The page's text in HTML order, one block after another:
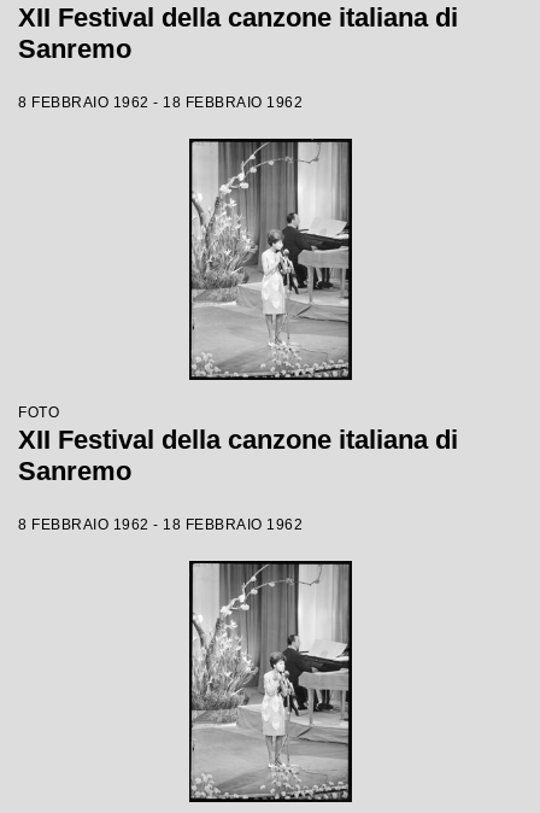
XII Festival della canzone italiana di
Sanremo
8 FEBBRAIO 1962 - 18 FEBBRAIO 1962
FOTO
XII Festival della canzone italiana di
Sanremo
8 FEBBRAIO 1962 - 18 FEBBRAIO 1962